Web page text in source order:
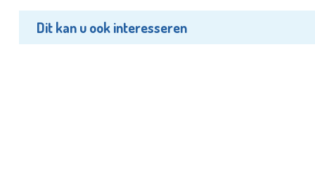
Dit kan u ook interesseren